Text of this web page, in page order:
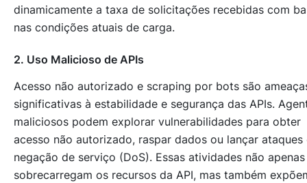
dinamicamente a taxa de solicitações recebidas com
nas condições atuais de carga.
2. Uso Malicioso de APIs
Acesso não autorizado e scraping por bots são
significativas à estabilidade e segurança das APIs.
maliciosos podem explorar vulnerabilidades para obter
acesso não autorizado, raspar dados ou lançar ataques
negação de serviço (DoS). Essas atividades não apenas
sobrecarregam os recursos da API, mas também